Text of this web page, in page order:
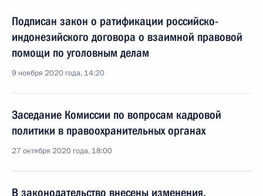
Подписан закон о ратификации российско-
индонезийского договора о взаимной правовой
помощи по уголовным делам
9 ноября 2020 года, 14:20
Заседание Комиссии по вопросам кадровой
политики в правоохранительных органах
27 октября 2020 года, 18:00
В законодательство внесены изменения,